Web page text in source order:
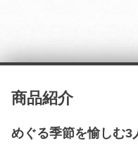
商品紹介
めぐる季節を愉しむ3